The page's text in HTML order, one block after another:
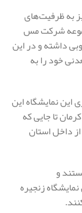
به ظرفیت‌های
شرکت مس
داشته و در این
خود را به
این نمایشگاه این
تا جایی که
داخل استان
و
زنجیره